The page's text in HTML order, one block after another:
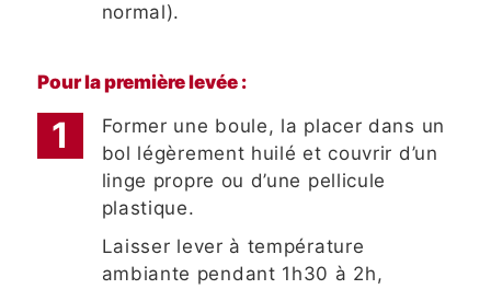
normal).
Pour la première levée :
Former une boule, la placer dans un
bol légèrement huilé et couvrir d’un
linge propre ou d’une pellicule
plastique.
Laisser lever à température
ambiante pendant 1h30 à 2h,